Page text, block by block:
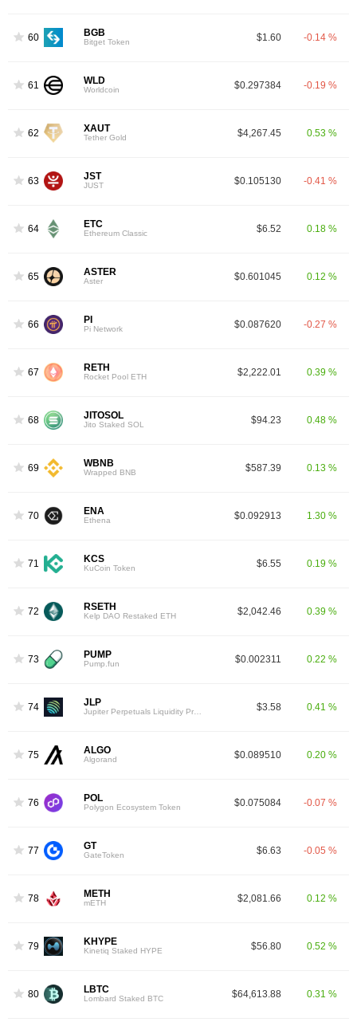
60 BGB
Bitget Token $1.60 -0.14 %
61 WLD
Worldcoin $0.297384 -0.19 %
62 XAUT
Tether Gold $4,267.45 0.53 %
63 JST
JUST $0.105130 -0.41 %
64 ETC
Ethereum Classic $6.52 0.18 %
65 ASTER
Aster $0.601045 0.12 %
66 PI
Pi Network $0.087620 -0.27 %
67 RETH
Rocket Pool ETH $2,222.01 0.39 %
68 JITOSOL
Jito Staked SOL $94.23 0.48 %
69 WBNB
Wrapped BNB $587.39 0.13 %
70 ENA
Ethena $0.092913 1.30 %
71 KCS
KuCoin Token $6.55 0.19 %
72 RSETH
Kelp DAO Restaked ETH $2,042.46 0.39 %
73 PUMP
Pump.fun $0.002311 0.22 %
74 JLP $3.58 0.41 %
75 ALGO
Algorand $0.089510 0.20 %
76 POL
Polygon Ecosystem Token $0.075084 -0.07 %
77 GT
GateToken $6.63 -0.05 %
78 METH
mETH $2,081.66 0.12 %
79 KHYPE
Kinetiq Staked HYPE $56.80 0.52 %
80 LBTC
Lombard Staked BTC $64,613.88 0.31 %